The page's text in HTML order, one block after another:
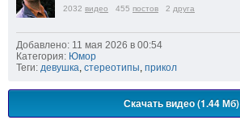
2032 видео 455 постов 2 друга
Добавлено: 11 мая 2026 в 00:54
Категория: Юмор
Теги: девушка стереотипы прикол
Скачать видео (1.44 Мб)